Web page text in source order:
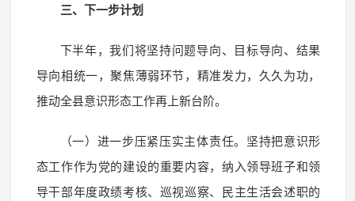
三、下一步计划
下半年，我们将坚持问题导向、目标导向、结果
导向相统一，聚焦薄弱环节，精准发力，久久为功，
推动全县意识形态工作再上新台阶。
（一）进一步压紧压实主体责任。坚持把意识形
态工作作为党的建设的重要内容，纳入领导班子和领
导干部年度政绩考核、巡视巡察、民主生活会述职的